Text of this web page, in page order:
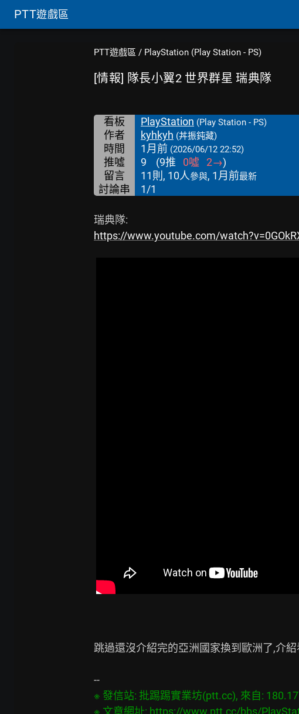
PTT遊戲區
PTT遊戲區 / PlayStation (Play Station - PS)
[情報] 隊長小翼2 世界群星 瑞典隊
看板 PlayStation (Play Station - PS)
作者 kyhkyh (丼振鈍藏)
時間 1月前 (2026/06/12 22:52)
推噓 9 (9推 0噓 2→)
留言
11則, 10人參與, 1月前最新
討論串 1/1
https://www.youtube.com/
跳過還沒介紹完的亞洲國家換到歐洲了,介
※ 發信站: 批踢踢實業坊(ptt.cc), 來自:
※ 文章網址: https://www.ptt.cc/bbs/